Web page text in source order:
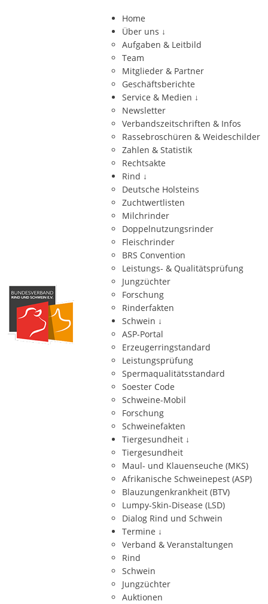
Home
Über uns ↓
Aufgaben & Leitbild
Team
Mitglieder & Partner
Geschäftsberichte
Service & Medien ↓
Newsletter
Verbandszeitschriften & Infos
Rassebroschüren & Weideschilder
Zahlen & Statistik
Rechtsakte
Rind ↓
Deutsche Holsteins
Zuchtwertlisten
Milchrinder
Doppelnutzungsrinder
Fleischrinder
BRS Convention
Leistungs- & Qualitätsprüfung
Jungzüchter
Forschung
Rinderfakten
Schwein ↓
ASP-Portal
Erzeugerringstandard
Leistungsprüfung
Spermaqualitätsstandard
Soester Code
Schweine-Mobil
Forschung
Schweinefakten
Tiergesundheit ↓
Tiergesundheit
Maul- und Klauenseuche (MKS)
Afrikanische Schweinepest (ASP)
Blauzungenkrankheit (BTV)
Lumpy-Skin-Disease (LSD)
Dialog Rind und Schwein
Termine ↓
Verband & Veranstaltungen
Rind
Schwein
Jungzüchter
Auktionen